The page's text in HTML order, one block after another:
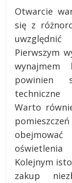
Otwarcie
się z
Pierwszym
powinien
techniczne
Warto
oświetlenia
Kolejnym
zakup